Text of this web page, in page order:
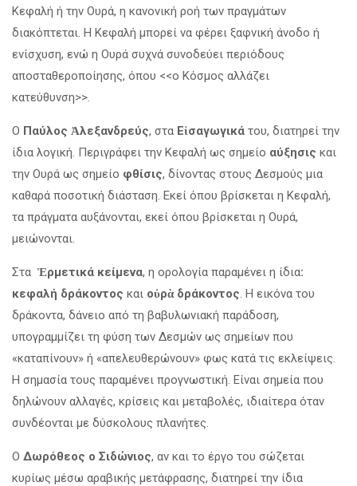
Κεφαλή ή την Ουρά, η κανονική ροή των πραγμάτων
διακόπτεται. Η Κεφαλή μπορεί να φέρει ξαφνική άνοδο ή
ενίσχυση, ενώ η Ουρά συχνά συνοδεύει περιόδους
αποσταθεροποίησης, όπου <<ο Κόσμος αλλάζει
κατεύθυνση>>.
Ο Παύλος Ἀλεξανδρεύς, στα Εἰσαγωγικά του, διατηρεί την
ίδια λογική. Περιγράφει την Κεφαλή ως σημείο αύξησις και
την Ουρά ως σημείο φθίσις, δίνοντας στους Δεσμούς μια
καθαρά ποσοτική διάσταση. Εκεί όπου βρίσκεται η Κεφαλή,
τα πράγματα αυξάνονται, εκεί όπου βρίσκεται η Ουρά,
μειώνονται.
Στα Ἑρμετικά κείμενα, η ορολογία παραμένει η ίδια:
κεφαλή δράκοντος και οὐρὰ δράκοντος. Η εικόνα του
δράκοντα, δάνειο από τη βαβυλωνιακή παράδοση,
υπογραμμίζει τη φύση των Δεσμών ως σημείων που
«καταπίνουν» ή «απελευθερώνουν» φως κατά τις εκλείψεις.
Η σημασία τους παραμένει προγνωστική. Είναι σημεία που
δηλώνουν αλλαγές, κρίσεις και μεταβολές, ιδιαίτερα όταν
συνδέονται με δύσκολους πλανήτες.
Ο Δωρόθεος ο Σιδώνιος, αν και το έργο του σώζεται
κυρίως μέσω αραβικής μετάφρασης, διατηρεί την ίδια